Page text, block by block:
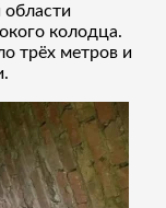
области
колодца.
трёх метров и